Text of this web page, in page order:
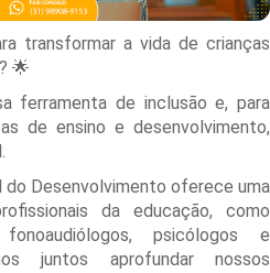
transformar a vida de crianças
🌟
ferramenta de inclusão e, para
de ensino e desenvolvimento,
do Desenvolvimento oferece uma
da educação, como
psicólogos e
juntos aprofundar nossos